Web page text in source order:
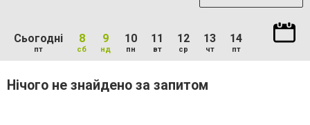
Сьогодні
пт
8
сб
9
нд
10
пн
11
вт
12
ср
13
чт
14
пт
Нічого не знайдено за запитом